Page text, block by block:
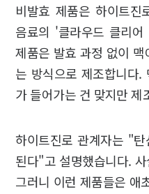
비발효 제품은 하이트진
음료의 '클라우드 클리
제품은 발효 과정 없이
는 방식으로 제조합니다.
가 들어가는 건 맞지만 제
하이트진로 관계자는 "
된다"고 설명했습니다.
그러니 이런 제품들은 애